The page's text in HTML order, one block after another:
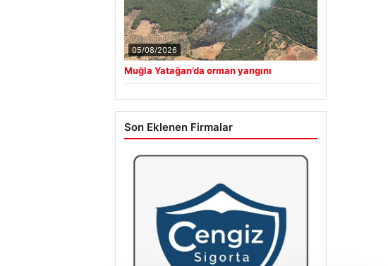
05/08/2026
Muğla Yatağan’da orman yangını
Son Eklenen Firmalar